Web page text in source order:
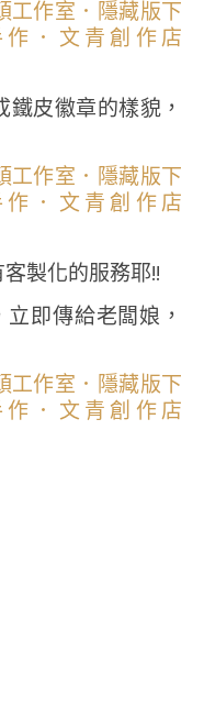
皮徽章的樣貌，
製化的服務耶!!
即傳給老闆娘，